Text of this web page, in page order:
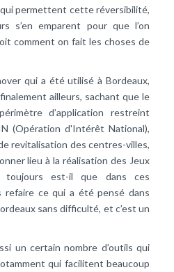
permettent cette réversibilité,
s’en emparent pour que l’on
comment on fait les choses de
qui a été utilisé à Bordeaux,
ailleurs, sachant que le
d’application restreint
(Opération d'Intérêt National),
revitalisation des centres-villes,
lieu à la réalisation des Jeux
toujours est-il que dans ces
refaire ce qui a été pensé dans
sans difficulté, et c’est un
un certain nombre d’outils qui
qui facilitent beaucoup